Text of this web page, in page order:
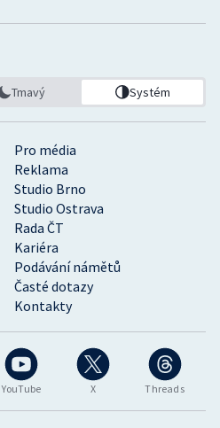
YouTube X Threads
Pro média
Reklama
Studio Brno
Studio Ostrava
Rada ČT
Kariéra
Podávání námětů
Časté dotazy
Kontakty
Tmavý Systém